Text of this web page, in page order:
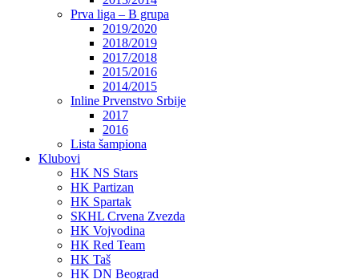
Prva liga – B grupa
2019/2020
2018/2019
2017/2018
2015/2016
2014/2015
Inline Prvenstvo Srbije
2017
2016
Lista šampiona
Klubovi
HK NS Stars
HK Partizan
HK Spartak
SKHL Crvena Zvezda
HK Vojvodina
HK Red Team
HK Taš
HK DN Beograd